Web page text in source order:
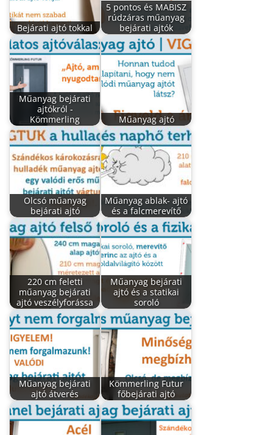
Bejárati ajtó tokkal
5 pontos és MABISZ
rúdzáras műanyag
bejárati ajtók
Műanyag bejárati
ajtókról -
Kömmerling
Műanyag ajtó
Olcsó műanyag
bejárati ajtó
Műanyag ablak- ajtó
és a falcmerevítő
220 cm feletti
műanyag bejárati
ajtó veszélyforássa
Műanyag bejárati
ajtó és a statikai
soroló
Műanyag bejárati
ajtó átverés
Kömmerling Futur
főbejárati ajtó